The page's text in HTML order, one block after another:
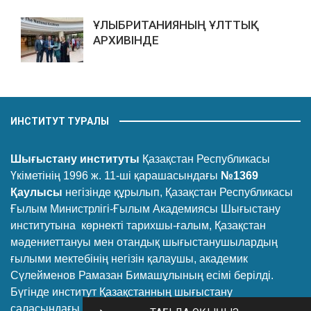
ҰЛЫБРИТАНИЯНЫҢ ҰЛТТЫҚ
АРХИВІНДЕ
ИНСТИТУТ ТУРАЛЫ
Шығыстану институты Қазақстан Республикасы
Үкіметінің 1996 ж. 11-ші қарашасындағы №1369
Қаулысы негізінде құрылып, Қазақстан Республикасы
Ғылым Министрлігі-Ғылым Академиясы Шығыстану
институтына көрнекті тарихшы-ғалым, Қазақстан
мәдениеттануы мен отандық шығыстанушылардың
ғылыми мектебінің негізін қалаушы, академик
Сүлейменов Рамазан Бимашұлының есімі берілді.
Бүгінде институт Қазақстанның шығыстану
саласындағы ірі ғылыми-зерттеу орталығы болып